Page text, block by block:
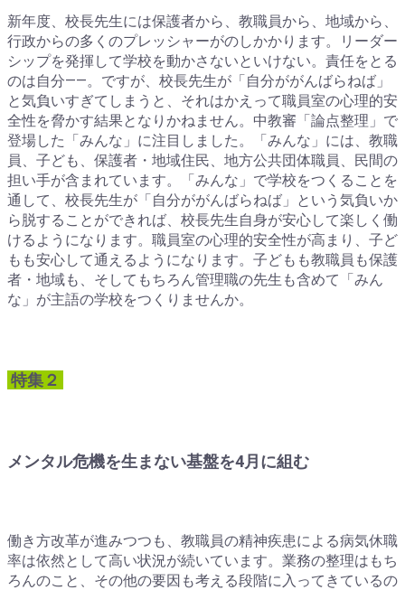
新年度、校長先生には保護者から、教職員から、地域から、
行政からの多くのプレッシャーがのしかかります。リーダー
シップを発揮して学校を動かさないといけない。責任をとる
のは自分――。ですが、校長先生が「自分ががんばらねば」
と気負いすぎてしまうと、それはかえって職員室の心理的安
全性を脅かす結果となりかねません。中教審「論点整理」で
登場した「みんな」に注目しました。「みんな」には、教職
員、子ども、保護者・地域住民、地方公共団体職員、民間の
担い手が含まれています。「みんな」で学校をつくることを
通して、校長先生が「自分ががんばらねば」という気負いか
ら脱することができれば、校長先生自身が安心して楽しく働
けるようになります。職員室の心理的安全性が高まり、子ど
もも安心して通えるようになります。子どもも教職員も保護
者・地域も、そしてもちろん管理職の先生も含めて「みん
な」が主語の学校をつくりませんか。
特集２
メンタル危機を生まない基盤を4月に組む
働き方改革が進みつつも、教職員の精神疾患による病気休職
率は依然として高い状況が続いています。業務の整理はもち
ろんのこと、その他の要因も考える段階に入ってきているの